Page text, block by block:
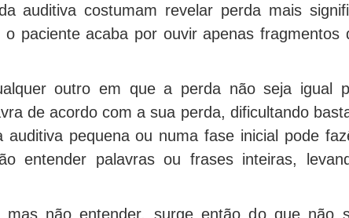
auditiva costumam revelar perda mais
paciente acaba por ouvir apenas
outro em que a perda não seja igual
de acordo com a sua perda, dificultando
auditiva pequena ou numa fase inicial pode
entender palavras ou frases inteiras,
mas não entender, surge então do que